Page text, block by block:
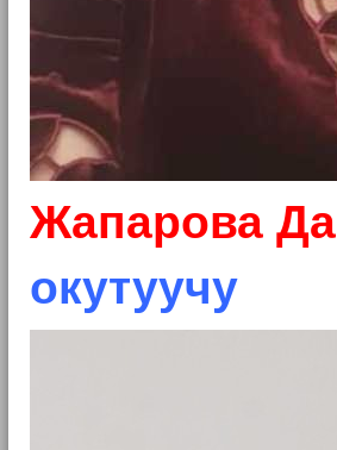
Жапарова
окутуучу